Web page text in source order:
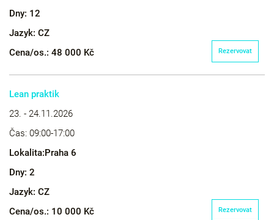
Dny: 12
Jazyk: CZ
Cena/os.: 48 000 Kč Rezervovat
Lean praktik
23. - 24.11.2026
Čas: 09:00-17:00
Lokalita:Praha 6
Dny: 2
Jazyk: CZ
Cena/os.: 10 000 Kč Rezervovat